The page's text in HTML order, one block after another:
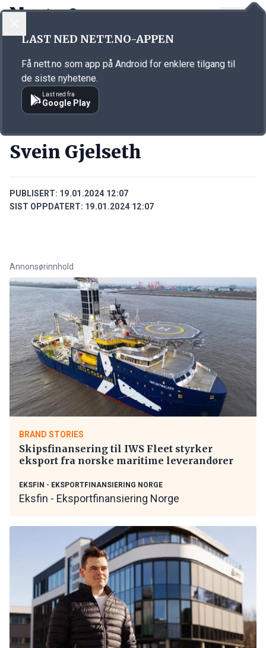
Annonsørinnhold
Svein Gjelseth
PUBLISERT: 19.01.2024 12:07
SIST OPPDATERT: 19.01.2024 12:07
Annonsørinnhold
BRAND STORIES
Skipsfinansering til IWS Fleet styrker
eksport fra norske maritime leverandører
EKSFIN - EKSPORTFINANSIERING NORGE
Eksfin - Eksportfinansiering Norge
LAST NED NETT.NO-APPEN
Få nett.no som app på Android for enklere tilgang til
de siste nyhetene.
Last ned fra
Google Play